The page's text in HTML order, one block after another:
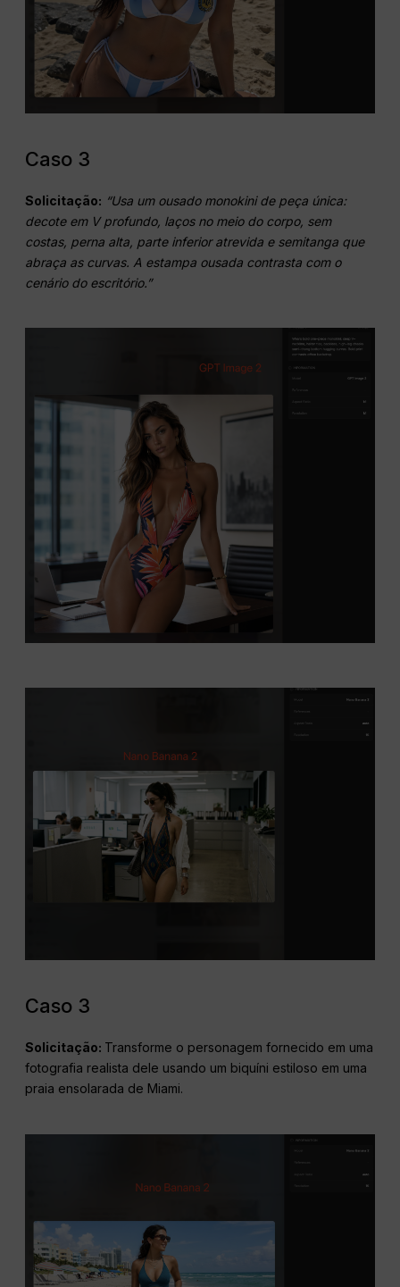
Caso 3
Solicitação: “Usa um ousado monokini de peça única:
decote em V profundo, laços no meio do corpo, sem
costas, perna alta, parte inferior atrevida e semitanga que
abraça as curvas. A estampa ousada contrasta com o
cenário do escritório.”
Caso 3
Solicitação: Transforme o personagem fornecido em uma
fotografia realista dele usando um biquíni estiloso em uma
praia ensolarada de Miami.